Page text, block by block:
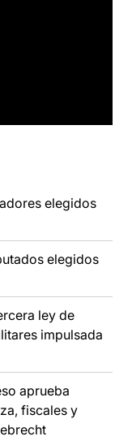
elegidos
elegidos
ley de
impulsada
aprueba
fiscales y